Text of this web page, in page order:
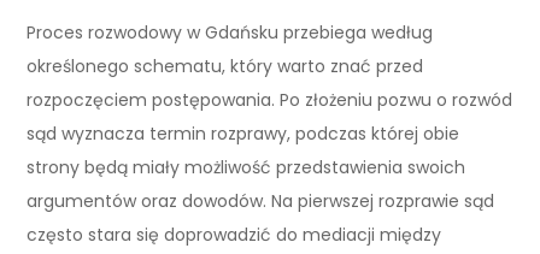
Proces rozwodowy w Gdańsku przebiega według
określonego schematu, który warto znać przed
rozpoczęciem postępowania. Po złożeniu pozwu o rozwód
sąd wyznacza termin rozprawy, podczas której obie
strony będą miały możliwość przedstawienia swoich
argumentów oraz dowodów. Na pierwszej rozprawie sąd
często stara się doprowadzić do mediacji między